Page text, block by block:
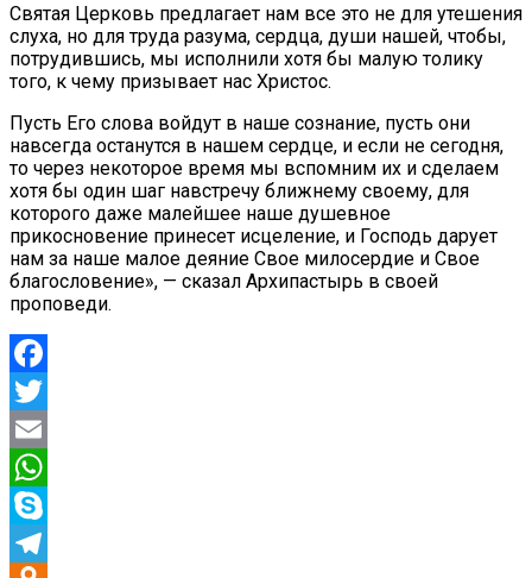
Святая Церковь предлагает нам все это не для утешения
слуха, но для труда разума, сердца, души нашей, чтобы,
потрудившись, мы исполнили хотя бы малую толику
того, к чему призывает нас Христос.
Пусть Его слова войдут в наше сознание, пусть они
навсегда останутся в нашем сердце, и если не сегодня,
то через некоторое время мы вспомним их и сделаем
хотя бы один шаг навстречу ближнему своему, для
которого даже малейшее наше душевное
прикосновение принесет исцеление, и Господь дарует
нам за наше малое деяние Свое милосердие и Свое
благословение», — сказал Архипастырь в своей
проповеди.
Facebook
Twitter
Email
WhatsApp
Skype